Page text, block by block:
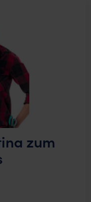
zum